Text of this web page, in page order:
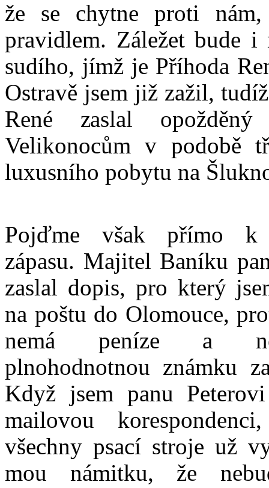
že se chytne proti
pravidlem. Záležet bude i
sudího, jímž je Příhoda
Ostravě jsem již zažil,
René zaslal
Velikonocům v podobě
luxusního pobytu na
Pojďme však přímo k
zápasu. Majitel Baníku
zaslal dopis, pro který
na poštu do Olomouce,
nemá peníze a
plnohodnotnou známku
Když jsem panu
mailovou
všechny psací stroje už
mou námitku, že